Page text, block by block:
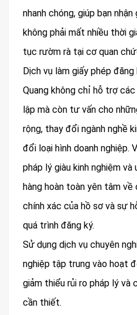
nhanh chóng, giúp bạn
không phải mất nhiều thời
tục rườm rà tại cơ quan
Dịch vụ làm giấy phép
Quang không chỉ hỗ trợ
lập mà còn tư vấn cho
rộng, thay đổi ngành nghề
đổi loại hình doanh nghiệp.
pháp lý giàu kinh nghiệm và
hàng hoàn toàn yên tâm
chính xác của hồ sơ và sự
quá trình đăng ký.
Sử dụng dịch vụ chuyên
nghiệp tập trung vào hoạt
giảm thiểu rủi ro pháp lý và
cần thiết.